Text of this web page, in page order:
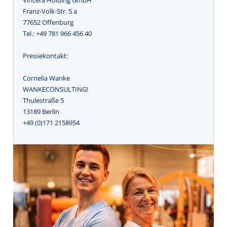
Franz-Volk-Str. 5 a
77652 Offenburg
Tel.: +49 781 966 456 40
Pressekontakt:
Cornelia Wanke
WANKECONSULTING!
Thulestraße 5
13189 Berlin
+49 (0)171 2158954